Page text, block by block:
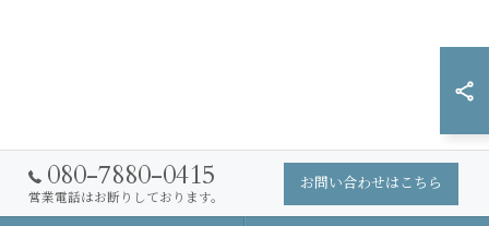
080-7880-0415
営業電話はお断りしております。
お問い合わせはこちら